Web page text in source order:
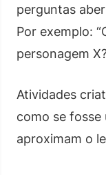
perguntas
Por exemplo:
personagem
Atividades
como se fosse
aproximam o